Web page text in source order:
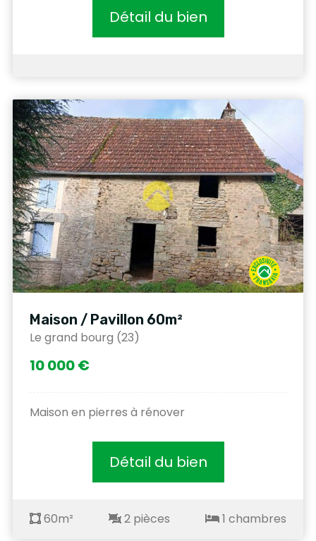
Détail du bien
Maison / Pavillon 60m²
Le grand bourg (23)
10 000 €
Maison en pierres à rénover
Détail du bien
60m² 2 pièces 1 chambres